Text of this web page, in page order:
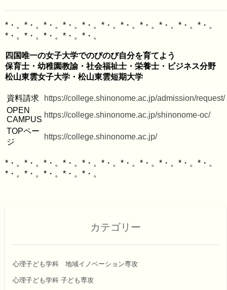
*・。*・。*・。*・。*・。*・。*・。*・。*・。*・。*・。
四国唯一の女子大学でのびのび自分を育てよう
保育士・幼稚園教諭・社会福祉士・栄養士・ビジネス分野
資料請求
https://college.shinonome.ac.jp/admission/request/
OPEN
CAMPUS
https://college.shinonome.ac.jp/shinonome-oc/
TOPペー
ジ
https://college.shinonome.ac.jp/
*・。*・。*・。*・。*・。*・。*・。*・。*・。*・。*・。
カテゴリー
心理子ども学科 地域イノベーション専攻
心理子ども学科 子ども専攻